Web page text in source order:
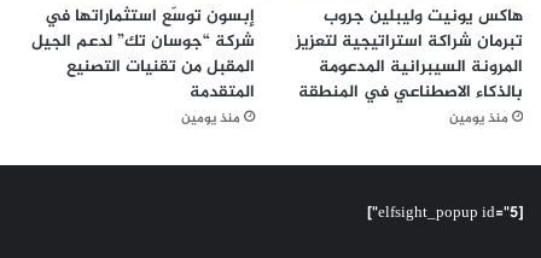
هاكس يونيت وليبلين جروب
تبرمان شراكة استراتيجية لتعزيز
المرونة السيبرانية المدعومة
بالذكاء الاصطناعي في المنطقة
منذ يومين
إبسون توسّع استثماراتها في
شركة “جوسان تك” لدعم الجيل
المقبل من تقنيات التصنيع
المتقدمة
منذ يومين
[elfsight_popup id="5"]